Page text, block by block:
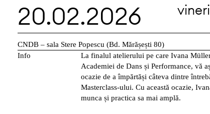
20.02.2026 vineri
CNDB – sala Stere Popescu (Bd. Mărășești 80)
Info
La finalul atelierului pe care Ivana
Academiei de Dans și Performance, vă
ocazie de a împărtăși câteva dintre
Masterclass-ului. Cu această ocazie,
munca și practica sa mai amplă.